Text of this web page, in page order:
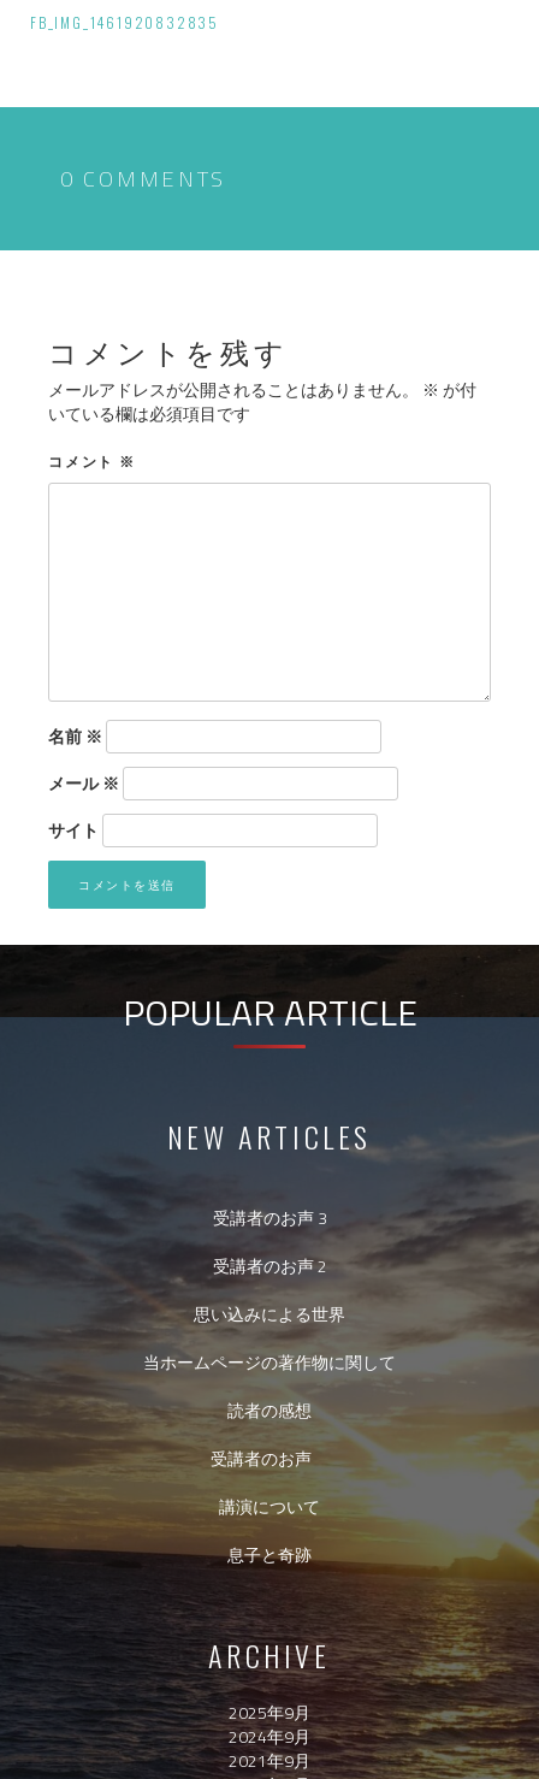
投
ナ
シ
FB_IMG_1461920832835
0 COMMENTS
コメントを残す
メールアドレスが公開されることはありません。 ※ が付
いている欄は必須項目です
コメント ※
名前 ※
メール※
サイト
POPULAR ARTICLE
NEW ARTICLES
受講者のお声 3
受講者のお声 2
思い込みによる世界
当ホームページの著作物に関して
読者の感想
受講者のお声
講演について
息子と奇跡
ARCHIVE
2025年9月
2024年9月
2021年9月